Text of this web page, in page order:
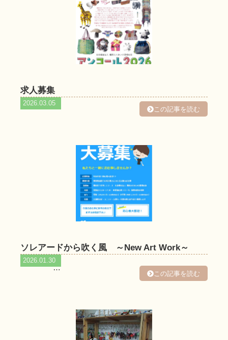
求人募集
2026.03.05
この記事を読む
ソレアードから吹く風 ～New Art Work～
2026.01.30
…
この記事を読む